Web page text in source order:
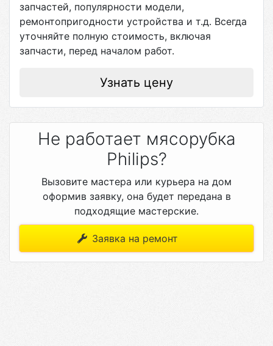
запчастей, популярности модели,
ремонтопригодности устройства и т.д. Всегда
уточняйте полную стоимость, включая
запчасти, перед началом работ.
Узнать цену
Не работает мясорубка
Philips?
Вызовите мастера или курьера на дом
оформив заявку, она будет передана в
подходящие мастерские.
Заявка на ремонт